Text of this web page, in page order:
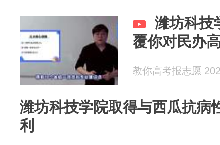
潍坊科技
覆你对民办
教你高考报志愿
潍坊科技学院取得与西瓜抗病
利